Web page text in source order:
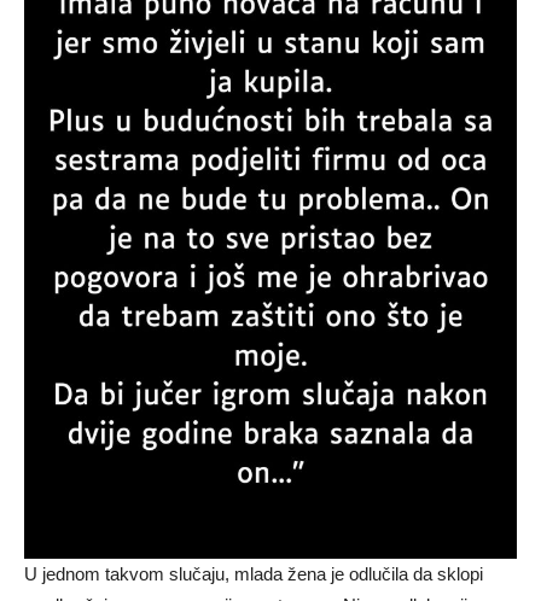
U jednom takvom slučaju, mlada žena je odlučila da sklopi